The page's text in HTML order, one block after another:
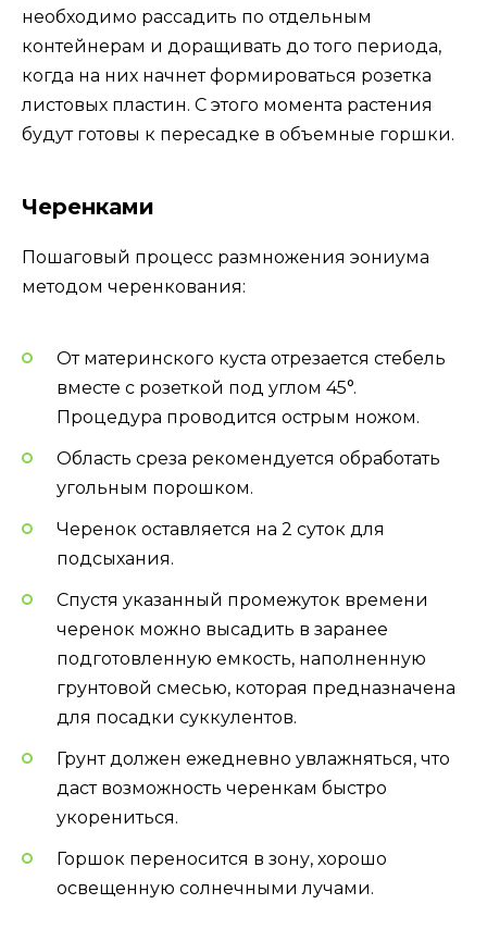
необходимо рассадить по отдельным
контейнерам и доращивать до того периода,
когда на них начнет формироваться розетка
листовых пластин. С этого момента растения
будут готовы к пересадке в объемные горшки.
Черенками
Пошаговый процесс размножения эониума
методом черенкования:
От материнского куста отрезается стебель
вместе с розеткой под углом 45°.
Процедура проводится острым ножом.
Область среза рекомендуется обработать
угольным порошком.
Черенок оставляется на 2 суток для
подсыхания.
Спустя указанный промежуток времени
черенок можно высадить в заранее
подготовленную емкость, наполненную
грунтовой смесью, которая предназначена
для посадки суккулентов.
Грунт должен ежедневно увлажняться, что
даст возможность черенкам быстро
укорениться.
Горшок переносится в зону, хорошо
освещенную солнечными лучами.